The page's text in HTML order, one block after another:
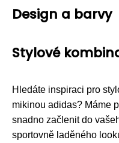
Design a barvy
Stylové
Hledáte inspiraci pro
mikinou adidas? Máme
snadno začlenit do
sportovně laděného